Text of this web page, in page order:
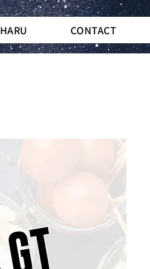
HARU CONTACT